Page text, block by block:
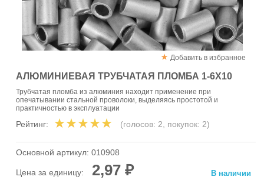
Добавить в избранное
АЛЮМИНИЕВАЯ ТРУБЧАТАЯ ПЛОМБА 1-6Х10
Трубчатая пломба из алюминия находит применение при
опечатывании стальной проволоки, выделяясь простотой и
практичностью в эксплуатации
Рейтинг: (голосов: 2, покупок: 2)
Основной артикул: 010908
Цена за единицу: 2,97 ₽ В наличии